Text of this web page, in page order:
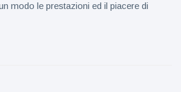
modo le prestazioni ed il piacere di